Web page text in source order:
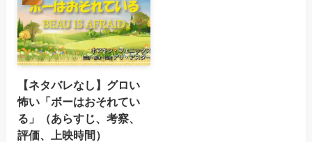
【ネタバレなし】グロい
怖い「ボーはおそれてい
る」（あらすじ、考察、
評価、上映時間）